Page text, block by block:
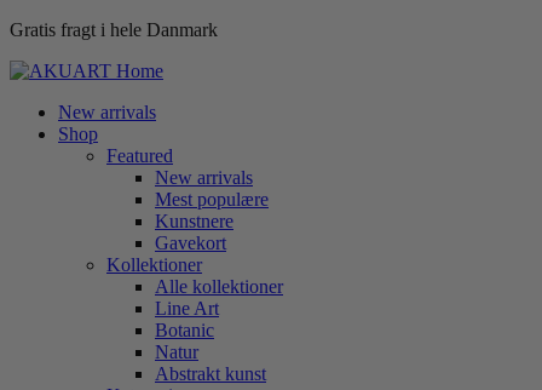
Gratis fragt i hele Danmark
New arrivals
Shop
Featured
New arrivals
Mest populære
Kunstnere
Gavekort
Kollektioner
Alle kollektioner
Line Art
Botanic
Natur
Abstrakt kunst